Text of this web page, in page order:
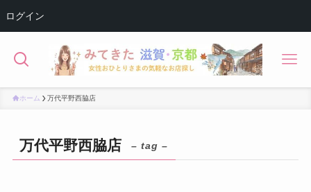
ログイン
ホーム 万代平野西脇店
万代平野西脇店 – tag –